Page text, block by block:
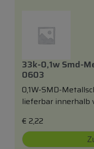
33k-0,1w Smd-
0603
0,1W-SMD-
lieferbar innerhalb
€ 2,22